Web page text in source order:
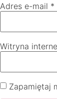
Adres e-mail *
Witryna
Zapamiętaj